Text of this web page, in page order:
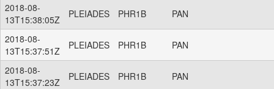
2018-08-
13T15:38:05Z
PLEIADES PHR1B PAN
2018-08-
13T15:37:51Z
PLEIADES PHR1B PAN
2018-08-
13T15:37:23Z
PLEIADES PHR1B PAN